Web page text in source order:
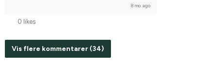
8 mo. ago
0 likes
Vis flere kommentarer (34)